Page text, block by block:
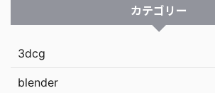
カテゴリー
3dcg
blender